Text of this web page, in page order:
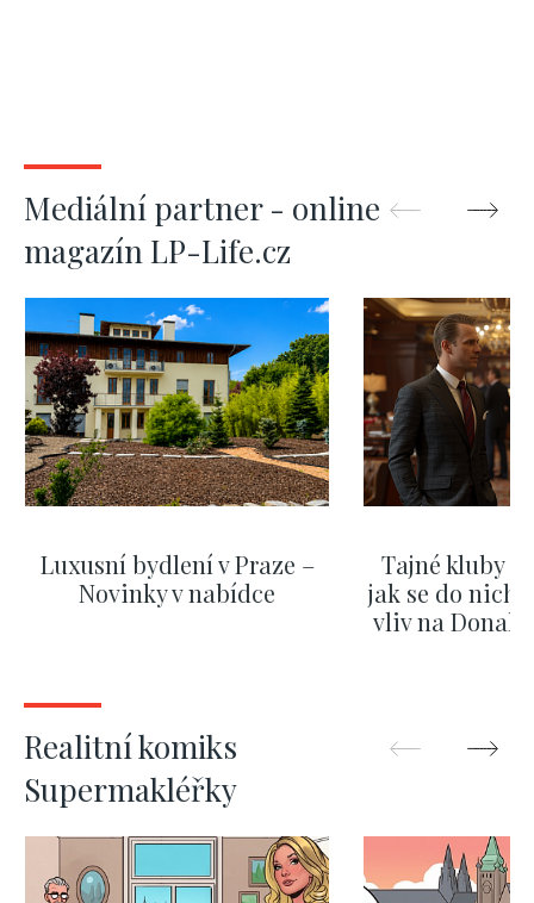
Mediální partner - online
magazín LP-Life.cz
Luxusní bydlení v Praze –
Novinky v nabídce
Tajné kluby
jak se do nich
vliv na
Realitní komiks
Supermakléřky